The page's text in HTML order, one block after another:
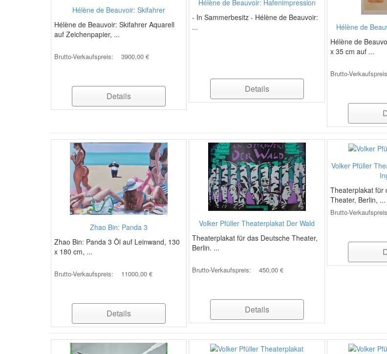
Hélène de Beauvoir: Skifahrer
Hélène de Beauvoir: Skifahrer Aquarell
auf Zeichenpapier, ...
Brutto-Verkaufspreis: 3900,00 €
Details
Hélène de Beauvoir: Hafenimpression
- In Sammerbesitz - Hélène de Beauvoir:
...
Details
Hélène de
Hélène de
x 35 cm auf ...
Brutto-
Zhao Bin: Panda 3
Zhao Bin: Panda 3 Öl auf Leinwand, 130
x 180 cm, ...
Brutto-Verkaufspreis: 11000,00 €
Details
Volker Pfüller Theaterplakat Der Wald
Theaterplakat für das Deutsche Theater,
Berlin. ...
Brutto-Verkaufspreis: 450,00 €
Details
Volker Pfüller
Theaterplakat für
Theater, Berlin, ...
Brutto-